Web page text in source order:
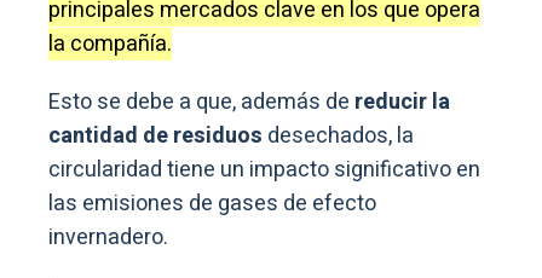
principales mercados clave en los que opera
la compañía.
Esto se debe a que, además de reducir la
cantidad de residuos desechados, la
circularidad tiene un impacto significativo en
las emisiones de gases de efecto
invernadero.